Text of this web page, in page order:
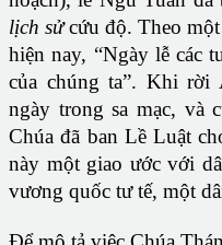
lịch sửcứu độ. Theo
hiện nay, “Ngày lễ các
của chúng ta”. Khi
ngày trong sa mạc, và
Chúa đã ban Lề Luật
này một giao ước với
vương quốc tư tế, một